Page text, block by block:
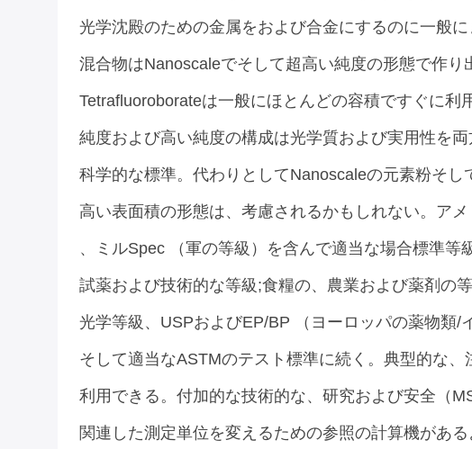
光学沈殿のための金属をおよび合金にするのに一般
混合物はnanoscaleでそして超高い純度の形態で作り
Tetrafluoroborateは一般にほとんどの容積ですぐに利
純度および高い純度の構成は光学質および実用性を
科学的な標準。代わりとしてNanoscaleの元素粉そし
高い表面積の形態は、考慮されるかもしれない。ア
、ミルSpec （軍の等級）を含んで適当な場合標準等
試薬および技術的な等級;食糧の、農業および薬剤の
光学等級、USPおよびEP/BP （ヨーロッパの薬物類/
そして適当なASTMのテスト標準に続く。典型的な、
利用できる。付加的な技術的な、研究および安全（
関連した測定単位を変えるための参照の計算機がある